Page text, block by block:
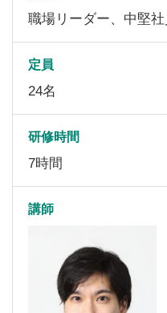
職場リーダー、中堅社
定員
24名
研修時間
7時間
講師